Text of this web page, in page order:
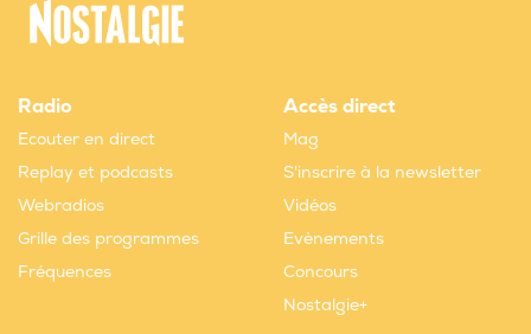
Radio
Ecouter en direct
Replay et podcasts
Webradios
Grille des programmes
Fréquences
Accès direct
Mag
S'inscrire à la newsletter
Vidéos
Evènements
Concours
Nostalgie+